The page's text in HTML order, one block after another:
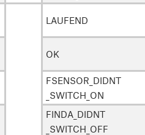
LAUFEND
OK
FSENSOR_DIDNT
_SWITCH_ON
FINDA_DIDNT
_SWITCH_OFF